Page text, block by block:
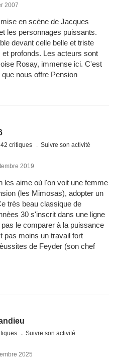
2007
en scène de Jacques
les personnages puissants.
devant celle belle et triste
profonds. Les acteurs sont
Rosay, immense ici. C'est
nous offre Pension
critiques Suivre son activité
2019
les aime où l'on voit une femme
(les Mimosas), adopter un
très beau classique de
30 s'inscrit dans une ligne
le comparer à la puissance
pas moins un travail fort
de Feyder (son chef
Suivre son activité
2025